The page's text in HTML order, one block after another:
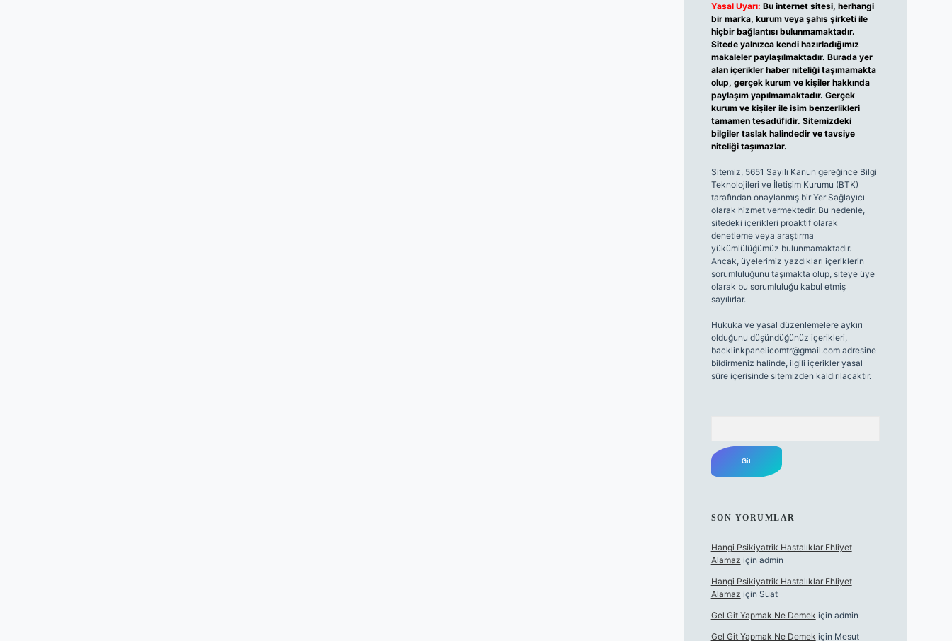
Yasal Uyarı: Bu internet sitesi, herhangi
bir marka, kurum veya şahıs şirketi ile
hiçbir bağlantısı bulunmamaktadır.
Sitede yalnızca kendi hazırladığımız
makaleler paylaşılmaktadır. Burada yer
alan içerikler haber niteliği taşımamakta
olup, gerçek kurum ve kişiler hakkında
paylaşım yapılmamaktadır. Gerçek
kurum ve kişiler ile isim benzerlikleri
tamamen tesadüfidir. Sitemizdeki
bilgiler taslak halindedir ve tavsiye
niteliği taşımazlar.
Sitemiz, 5651 Sayılı Kanun gereğince Bilgi
Teknolojileri ve İletişim Kurumu (BTK)
tarafından onaylanmış bir Yer Sağlayıcı
olarak hizmet vermektedir. Bu nedenle,
sitedeki içerikleri proaktif olarak
denetleme veya araştırma
yükümlülüğümüz bulunmamaktadır.
Ancak, üyelerimiz yazdıkları içeriklerin
sorumluluğunu taşımakta olup, siteye üye
olarak bu sorumluluğu kabul etmiş
sayılırlar.
Hukuka ve yasal düzenlemelere aykırı
olduğunu düşündüğünüz içerikleri,
backlinkpanelicomtr@gmail.comadresine
bildirmeniz halinde, ilgili içerikler yasal
süre içerisinde sitemizden kaldırılacaktır.
SON YORUMLAR
Hangi Psikiyatrik Hastalıklar Ehliyet
Alamaz için admin
Hangi Psikiyatrik Hastalıklar Ehliyet
Alamaz için Suat
Gel Git Yapmak Ne Demek için admin
Gel Git Yapmak Ne Demek için Mesut